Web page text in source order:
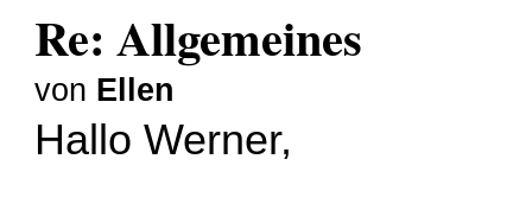
Re: Allgemeines
von Ellen
Hallo Werner,